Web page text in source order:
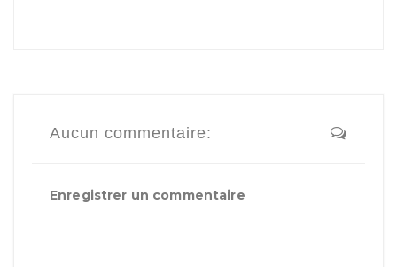
Aucun commentaire:
Enregistrer un commentaire